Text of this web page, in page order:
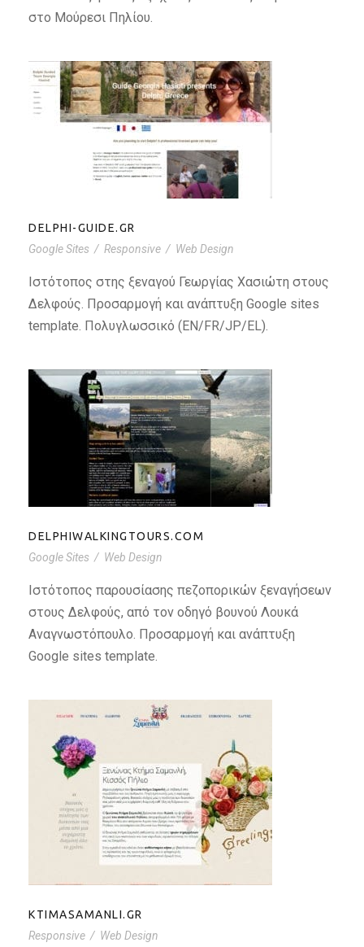
στο Μούρεσι Πηλίου.
DELPHI-GUIDE.GR
DELPHI-GUIDE.GR
Google Sites / Responsive / Web Design
Ιστότοπος στης ξεναγού Γεωργίας Χασιώτη στους
Δελφούς. Προσαρμογή και ανάπτυξη Google sites
template. Πολυγλωσσικό (EN/FR/JP/EL).
DELPHIWALKINGTOURS.COM
DELPHIWALKINGTOURS.COM
Google Sites / Web Design
Ιστότοπος παρουσίασης πεζοπορικών ξεναγήσεων
στους Δελφούς, από τον οδηγό βουνού Λουκά
Αναγνωστόπουλο. Προσαρμογή και ανάπτυξη
Google sites template.
KTIMASAMANLI.GR
KTIMASAMANLI.GR
Responsive / Web Design